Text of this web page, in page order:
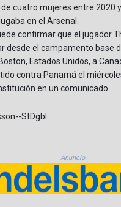
cuatro mujeres entre 2020
en el Arsenal.
confirmar que el jugador
desde el campamento base
Estados Unidos, a
contra Panamá el
en un comunicado.
StDgbl
Anuncio